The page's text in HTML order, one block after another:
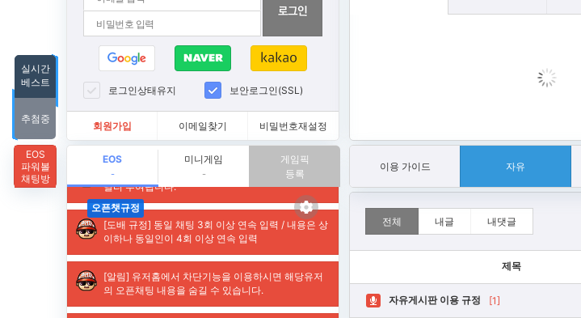
로그인상태유지 보안로그인(SSL)
회원가입 이메일찾기 비밀번호재설정
EOS
-
미니게임
-
게임픽
등록
실시간
베스트
추첨중
EOS
파워볼
채팅방
이용 가이드 자유
전체 내글 내댓글
제목
자유게시판 이용 규정 [1]